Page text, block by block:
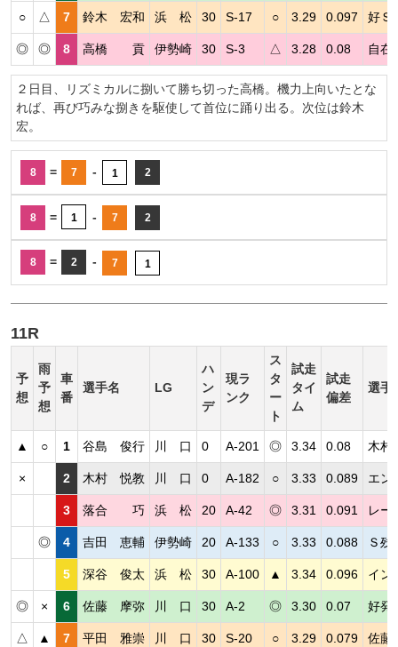
○ △ 7 鈴木 宏和 浜 松 30 S-17 ○ 3.29 0.097 好Ｓ
◎ ◎ 8 高橋 貢 伊勢崎 30 S-3 △ 3.28 0.08 自在
２日目、リズミカルに捌いて勝ち切った高橋。機力上向いたとな
れば、再び巧みな捌きを駆使して首位に踊り出る。次位は鈴木
宏。
8 = 7 - 1 2
8 = 1 - 7 2
8 = 2 - 7 1
11R
予
想
雨
予
想
車
番
選手名 LG
ハ
ン
デ
現ラ
ンク
ス
タ
ー
ト
試走
タイ
ム
試走
偏差
選手
▲ ○ 1 谷島 俊行 川 口 0 A-201 ◎ 3.34 0.08 木村
× 2 木村 悦教 川 口 0 A-182 ○ 3.33 0.089 エン
3 落合 巧 浜 松 20 A-42 ◎ 3.31 0.091 レー
◎ 4 吉田 恵輔 伊勢崎 20 A-133 ○ 3.33 0.088 Ｓ残
5 深谷 俊太 浜 松 30 A-100 ▲ 3.34 0.096 イン
◎ × 6 佐藤 摩弥 川 口 30 A-2 ◎ 3.30 0.07 好発
△ ▲ 7 平田 雅崇 川 口 30 S-20 ○ 3.29 0.079 佐藤